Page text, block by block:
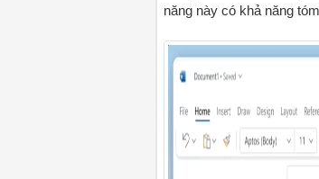
năng này có khả năng